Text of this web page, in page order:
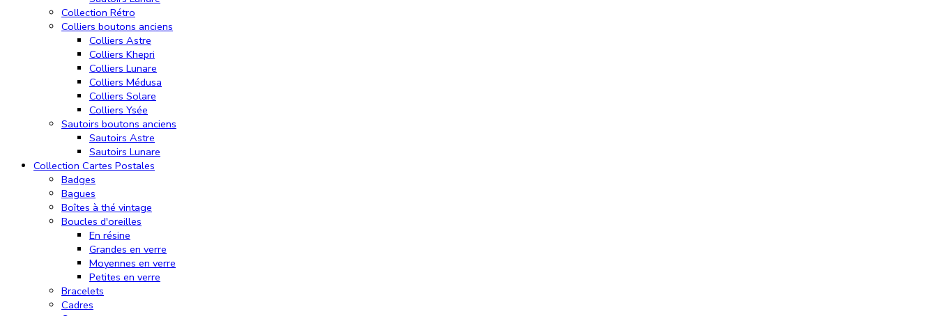
Collection Rétro
Colliers boutons anciens
Colliers Astre
Colliers Khepri
Colliers Lunare
Colliers Médusa
Colliers Solare
Colliers Ysée
Sautoirs boutons anciens
Sautoirs Astre
Sautoirs Lunare
Collection Cartes Postales
Badges
Bagues
Boîtes à thé vintage
Boucles d'oreilles
En résine
Grandes en verre
Moyennes en verre
Petites en verre
Bracelets
Cadres